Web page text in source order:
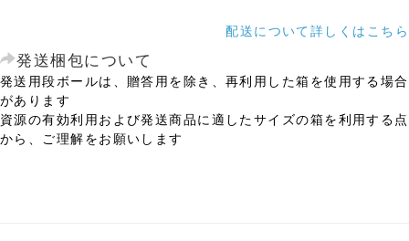
配送について詳しくはこちら
発送梱包について
発送用段ボールは、贈答用を除き、再利用した箱を使用する場合
があります
資源の有効利用および発送商品に適したサイズの箱を利用する点
から、ご理解をお願いします